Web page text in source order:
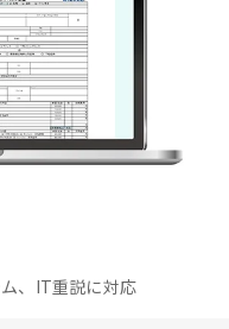
、IT重説に対応